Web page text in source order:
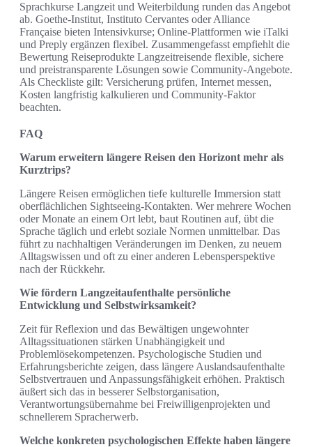
Sprachkurse Langzeit und Weiterbildung runden das Angebot
ab. Goethe-Institut, Instituto Cervantes oder Alliance
Française bieten Intensivkurse; Online-Plattformen wie iTalki
und Preply ergänzen flexibel. Zusammengefasst empfiehlt die
Bewertung Reiseprodukte Langzeitreisende flexible, sichere
und preistransparente Lösungen sowie Community-Angebote.
Als Checkliste gilt: Versicherung prüfen, Internet messen,
Kosten langfristig kalkulieren und Community-Faktor
beachten.
FAQ
Warum erweitern längere Reisen den Horizont mehr als
Kurztrips?
Längere Reisen ermöglichen tiefe kulturelle Immersion statt
oberflächlichen Sightseeing-Kontakten. Wer mehrere Wochen
oder Monate an einem Ort lebt, baut Routinen auf, übt die
Sprache täglich und erlebt soziale Normen unmittelbar. Das
führt zu nachhaltigen Veränderungen im Denken, zu neuem
Alltagswissen und oft zu einer anderen Lebensperspektive
nach der Rückkehr.
Wie fördern Langzeitaufenthalte persönliche
Entwicklung und Selbstwirksamkeit?
Zeit für Reflexion und das Bewältigen ungewohnter
Alltagssituationen stärken Unabhängigkeit und
Problemlösekompetenzen. Psychologische Studien und
Erfahrungsberichte zeigen, dass längere Auslandsaufenthalte
Selbstvertrauen und Anpassungsfähigkeit erhöhen. Praktisch
äußert sich das in besserer Selbstorganisation,
Verantwortungsübernahme bei Freiwilligenprojekten und
schnellerem Spracherwerb.
Welche konkreten psychologischen Effekte haben längere